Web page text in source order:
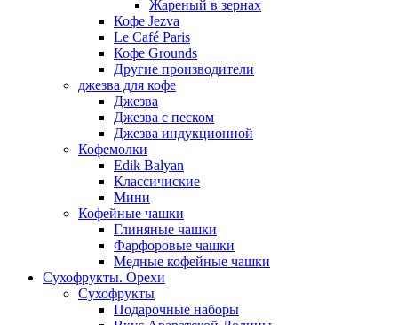
Жареный в зернах
Кофе Jezva
Le Café Paris
Кофе Grounds
Другие производители
джезва для кофе
Джезва
Джезва с песком
Джезва индукционной
Кофемолки
Edik Balyan
Классичиские
Мини
Кофейные чашки
Глиняные чашки
Фарфоровые чашки
Медные кофейные чашки
Сухофрукты. Орехи
Сухофрукты
Подарочные наборы